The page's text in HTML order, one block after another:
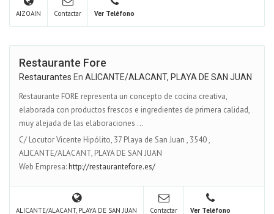
AIZOAIN Contactar Ver Teléfono
Restaurante Fore
Restaurantes En ALICANTE/ALACANT, PLAYA DE SAN JUAN
Restaurante FORE representa un concepto de cocina creativa,
elaborada con productos frescos e ingredientes de primera calidad,
muy alejada de las elaboraciones ...
C/ Locutor Vicente Hipólito, 37 Playa de San Juan , 3540,
ALICANTE/ALACANT, PLAYA DE SAN JUAN
Web Empresa:http://restaurantefore.es/
ALICANTE/ALACANT, PLAYA DE SAN JUAN Contactar Ver Teléfono